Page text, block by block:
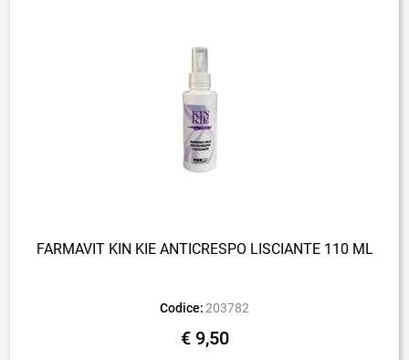
FARMAVIT KIN KIE ANTICRESPO LISCIANTE 110 ML
Codice: 203782
€ 9,50